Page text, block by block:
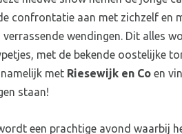
confrontatie aan met zichzelf en
wendingen. Dit alles
met de bekende oostelijke
met Riesewijk en Co en
staan!
een prachtige avond waarbij